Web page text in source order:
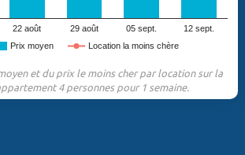
Prix moyen Location la moins chère
22 août 29 août 05 sept. 12 sept.
et du prix le moins cher par location sur la
4 personnes pour 1 semaine.